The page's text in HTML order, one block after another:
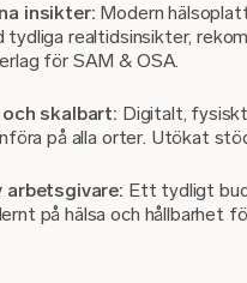
insikter: Modern
tydliga realtidsinsikter,
för SAM & OSA.
skalbart: Digitalt,
på alla orter. Utökat
Ett tydligt
på hälsa och hållbarhet